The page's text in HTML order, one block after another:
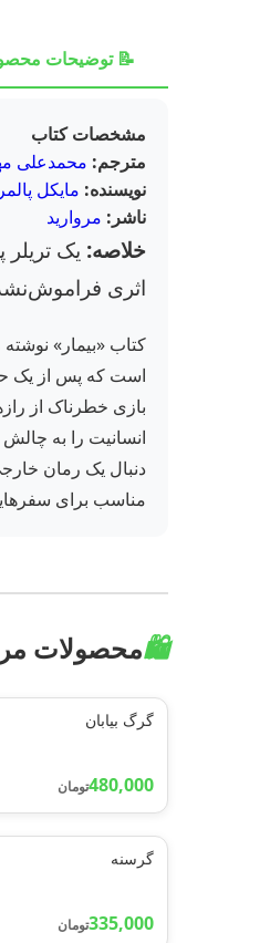
📝 توضیحات
مشخصات کتاب
مترجم: محمدعلی
نویسنده: مایکل پالمر
ناشر: مروارید
خلاصه: یک
اثری
کتاب «بیمار»
است که پس از یک
بازی خطرناک از
انسانیت را به
مناسب برای
🛍️محصولات
گرگ بیابان
480,000تومان
گرسنه
335,000تومان